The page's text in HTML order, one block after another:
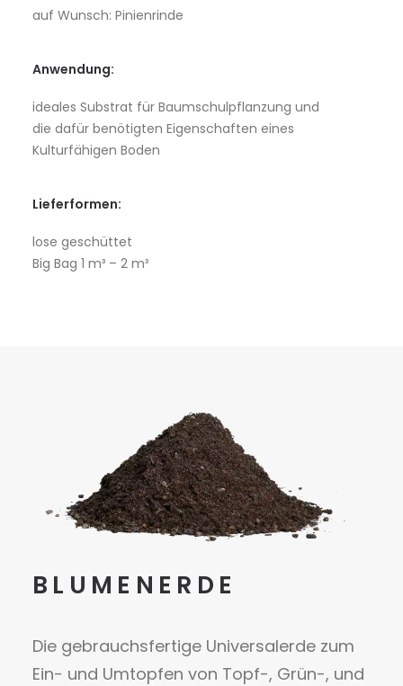
auf Wunsch: Pinienrinde
Anwendung:
ideales Substrat für Baumschulpflanzung und
die dafür benötigten Eigenschaften eines
Kulturfähigen Boden
Lieferformen:
lose geschüttet
Big Bag 1 m³ – 2 m³
BLUMENERDE
Die gebrauchsfertige Universalerde zum
Ein- und Umtopfen von Topf-, Grün-, und